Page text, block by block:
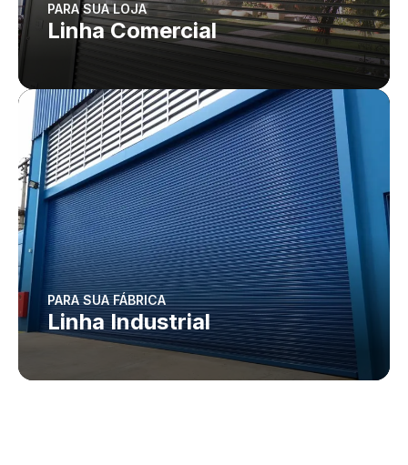
PARA SUA LOJA
Linha Comercial
PARA SUA FÁBRICA
Linha Industrial